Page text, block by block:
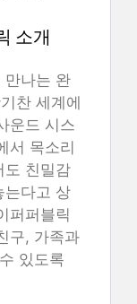
소개
만나는 완
찬 세계에
운드 시스
서 목소리
도 친밀감
는다고 상
퍼퍼블릭
구, 가족과
있도록